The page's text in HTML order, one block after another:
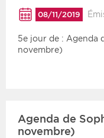
08/11/2019
5e jour de : Agenda
novembre)
Agenda de
novembre)